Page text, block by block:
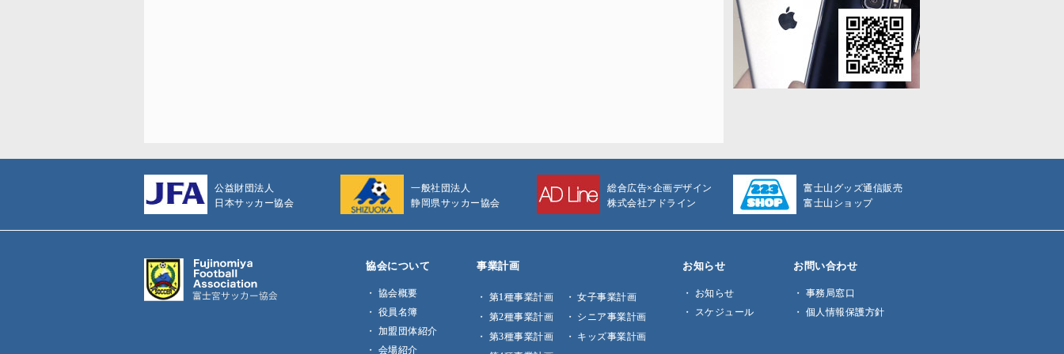
公益財団法人
日本サッカー協会
一般社団法人
静岡県サッカー協会
総合広告×企画デザイン
株式会社アドライン
富士山グッズ通信販売
富士山ショップ
協会について
協会概要
役員名簿
加盟団体紹介
会場紹介
事業計画
第1種事業計画
女子事業計画
第2種事業計画
シニア事業計画
第3種事業計画
キッズ事業計画
お知らせ
お知らせ
スケジュール
お問い合わせ
事務局窓口
個人情報保護方針